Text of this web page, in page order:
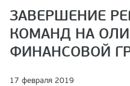
ЗАВЕРШЕНИЕ
КОМАНД НА
ФИНАНСОВОЙ
17 февраля 2019